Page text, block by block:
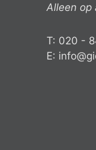
Alleen op
T: 020 -
E: